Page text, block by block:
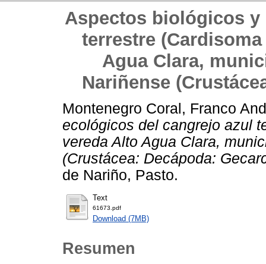
Aspectos biológicos
terrestre
Agua Clara,
Nariñense
Montenegro Coral, Franco
ecológicos del cangrejo azul
vereda Alto Agua Clara,
(Crustácea: Decápoda:
de Nariño, Pasto.
Text
61673.pdf
Download (7MB)
Resumen